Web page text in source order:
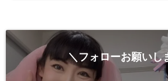
＼フォローお願いし